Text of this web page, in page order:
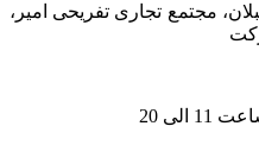
مجتمع تجاری تفریحی امیر،
الی 20